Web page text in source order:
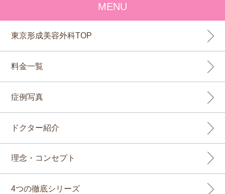
MENU
東京形成美容外科TOP
料金一覧
症例写真
ドクター紹介
理念・コンセプト
4つの徹底シリーズ